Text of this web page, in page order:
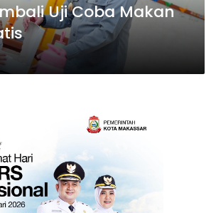
Uji Coba Makan